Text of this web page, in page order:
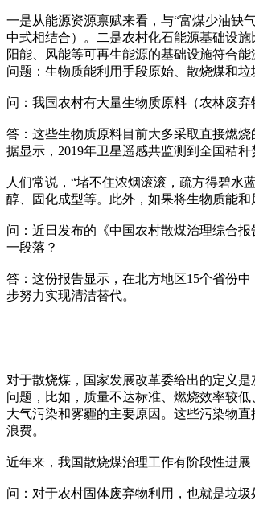
一是从能源资源禀赋来看，与“富煤少油缺
中式相结合）。二是农村化石能源基础设
阳能、风能等可再生能源的基础设施符合
问题：生物质能利用手段原始、散烧煤和垃
问：我国农村有大量生物质原料（农林废
答：这些生物质原料目前大多采取直接燃
据显示，2019年卫星遥感共监测到全国秸
人们常说，“堵不住浓烟滚滚，疏方得碧水
醇、固化成型等。此外，如果将生物质能
问：近日发布的《中国农村散煤治理综合
一段落？
答：这份报告显示，在北方地区15个省份
步努力实现清洁替代。
对于散烧煤，国家发展改革委给出的定义
问题，比如，质量不达标准、燃烧效率较
大气污染和雾霾的主要原因。这些污染物
浪费。
近年来，我国散烧煤治理工作有阶段性进
问：对于农村固体废弃物利用，也就是垃